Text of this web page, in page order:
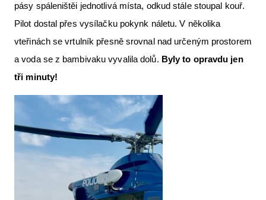
pásy spáleništěi jednotlivá místa, odkud stále stoupal kouř.
Pilot dostal přes vysílačku pokynk náletu. V několika
vteřinách se vrtulník přesně srovnal nad určeným prostorem
a voda se z bambivaku vyvalila dolů. Byly to opravdu jen
tři minuty!